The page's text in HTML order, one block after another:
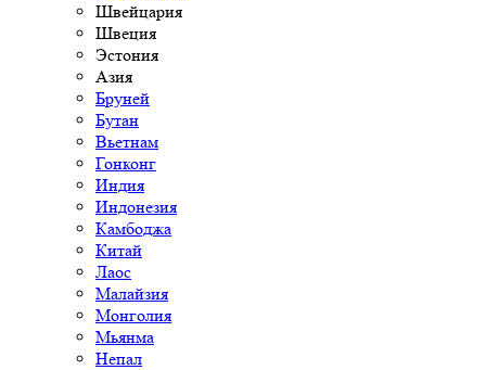
Швейцария
Швеция
Эстония
Азия
Бруней
Бутан
Вьетнам
Гонконг
Индия
Индонезия
Камбоджа
Китай
Лаос
Малайзия
Монголия
Мьянма
Непал